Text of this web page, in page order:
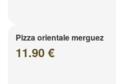
Pizza orientale merguez
11.90 €